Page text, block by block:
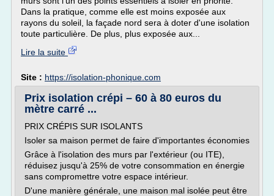
Dans la pratique, comme elle est moins exposée aux
rayons du soleil, la façade nord sera à doter d'une isolation
toute particulière. De plus, plus exposée aux...
Lire la suite
Site : https://isolation-phonique.com
Prix isolation crépi – 60 à 80 euros du
mètre carré ...
PRIX CRÉPIS SUR ISOLANTS
Isoler sa maison permet de faire d'importantes économies
Grâce à l'isolation des murs par l'extérieur (ou ITE),
réduisez jusqu'à 25% de votre consommation en énergie
sans compromettre votre espace intérieur.
D'une manière générale, une maison mal isolée peut être